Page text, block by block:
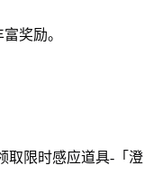
奖励。
取限时感应道具-「澄